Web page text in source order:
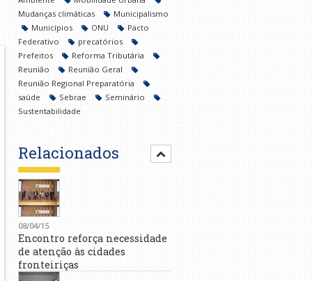
Mudanças climáticas
Municipalismo
Municípios
ONU
Pacto
Federativo
precatórios
Prefeitos
Reforma Tributária
Reunião
Reunião Geral
Reunião Regional Preparatória
saúde
Sebrae
Seminário
Sustentabilidade
Relacionados
08/04/15
Encontro reforça necessidade
de atenção às cidades
fronteiriças